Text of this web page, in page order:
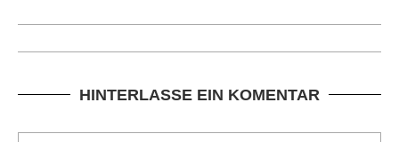
HINTERLASSE EIN KOMENTAR